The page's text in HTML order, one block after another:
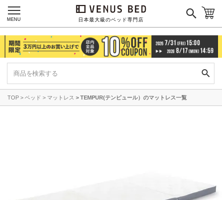
日本最大級のベッド専門店
MENU特定商取引法に基づく表記 プライバシーポリシー
マイページ ログイン
TOP ベッド マットレス TEMPUR(テンピュール）のマットレス一覧